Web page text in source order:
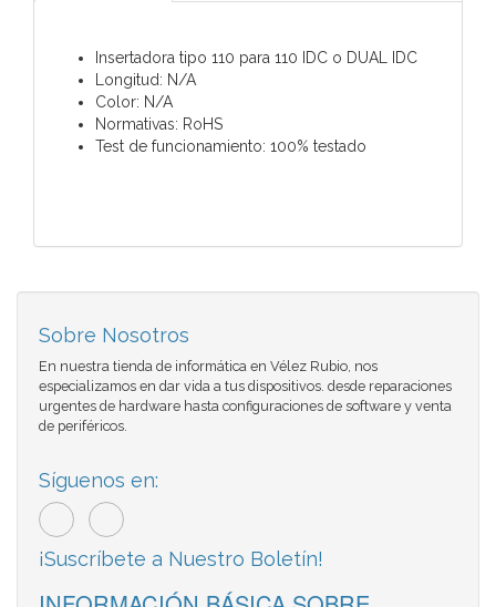
Insertadora tipo 110 para 110 IDC o DUAL IDC
Longitud: N/A
Color: N/A
Normativas: RoHS
Test de funcionamiento: 100% testado
Sobre Nosotros
En nuestra tienda de informática en Vélez Rubio, nos
especializamos en dar vida a tus dispositivos. desde reparaciones
urgentes de hardware hasta configuraciones de software y venta
de periféricos.
Síguenos en:
¡Suscríbete a Nuestro Boletín!